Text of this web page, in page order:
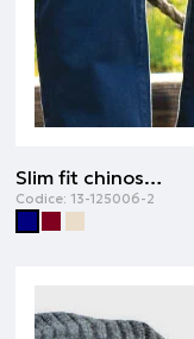
Slim fit chinos | Blu navy
Codice: 13-125006-2